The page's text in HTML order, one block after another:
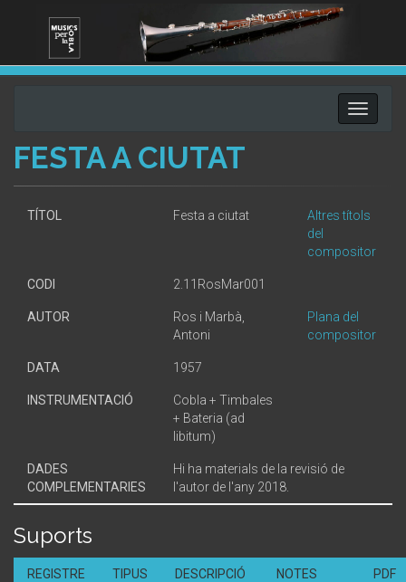
Toggle
FESTA A CIUTAT
TÍTOL Festa a ciutat
Altres títols
del
compositor
CODI 2.11RosMar001
AUTOR
Ros i Marbà,
Antoni
Plana del
compositor
DATA 1957
INSTRUMENTACIÓ
Cobla + Timbales
+ Bateria (ad
libitum)
DADES
COMPLEMENTARIES
Hi ha materials de la revisió de
l'autor de l'any 2018.
Suports
REGISTRE TIPUS DESCRIPCIÓ NOTES PDF